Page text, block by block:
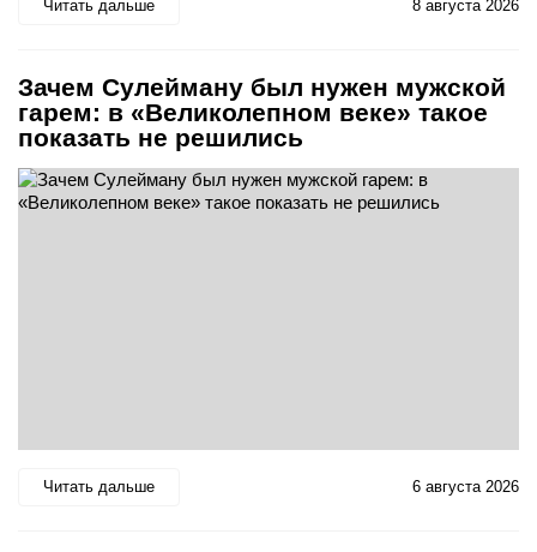
Читать дальше 8 августа 2026
Зачем Сулейману был нужен мужской
гарем: в «Великолепном веке» такое
показать не решились
Читать дальше 6 августа 2026